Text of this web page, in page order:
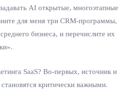
AI открытые, многоэтапные
для меня три CRM-программы,
бизнеса, и перечислите их
SaaS? Во-первых, источник и
критически важными.